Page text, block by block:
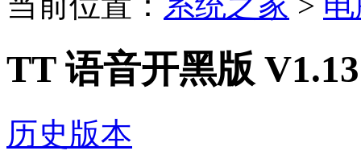
TT 语音开黑版
历史版本